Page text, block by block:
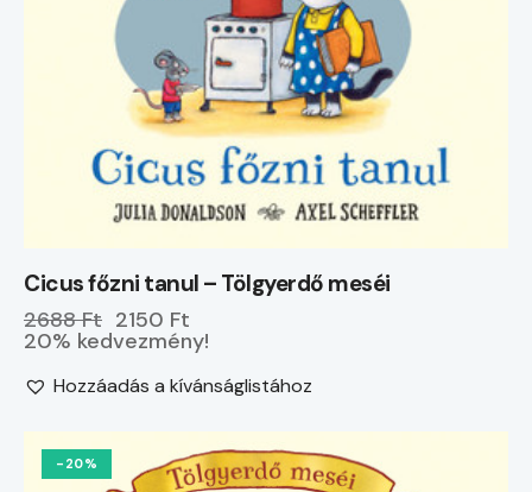
Cicus főzni tanul – Tölgyerdő meséi
2688 Ft 2150 Ft
20% kedvezmény!
Hozzáadás a kívánságlistához
-20%